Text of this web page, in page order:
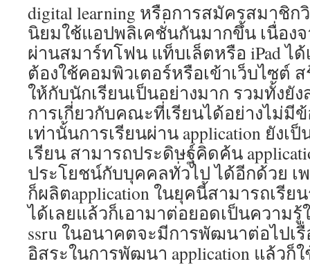
digital learning หรือการสมัครสมาชิ
นิยมใช้แอปพลิเคชั่นกันมากขึ้น เนื่อง
ผ่านสมาร์ทโฟน แท็บเล็ตหรือ iPad ไ
ต้องใช้คอมพิวเตอร์หรือเข้าเว็บไซต์
ให้กับนักเรียนเป็นอย่างมาก รวมทั้งยั
การเกี่ยวกับคณะที่เรียนได้อย่างไม่มี
เท่านั้นการเรียนผ่าน application ยังเ
เรียน สามารถประดิษฐ์คิดค้น
ประโยชน์กับบุคคลทั่วไป ได้อีกด้วย เ
ก็ผลิตapplication ในยุคนี้สามารถเรีย
ได้เลยแล้วก็เอามาต่อยอดเป็นความ
ssru ในอนาคตจะมีการพัฒนาต่อไปเ
อิสระในการพัฒนา application แล้วก็